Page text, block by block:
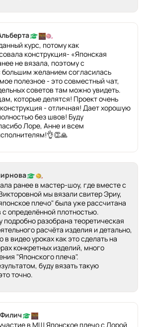
курс, потому как
конструкция- «Японская
не вязала, поэтому с
большим желанием согласилась
полезное - это совместный чат,
советов там можно увидеть.
которые делятся! Проект очень
- отличная! Дает хорошую
без швов! Буду
Лоре, Анне и всем
ранее в мастер-шоу, где вместе с
мы вязали свитер Эриу,
плечо" была уже рассчитана
определённой плотностью.
разобрана теоретическая
расчёта изделия и детально,
в видео уроках как это сделать на
конкретных изделий, много
"Японского плеча".
буду вязать такую
точно.
в МШ Японское плечо с Лорой